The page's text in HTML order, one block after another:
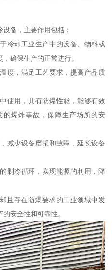
备，主要作用包括：
冷却工业生产中的设备、物料或
确保生产的正常进行。
度，满足工艺要求，提高产品质
使用，具有防爆性能，能够有效
爆炸事故，保障生产场所的安
减少设备磨损和故障，延长设备
制冷循环，实现能源的利用，降
且存在防爆要求的工业领域中发
安全性和可靠性。